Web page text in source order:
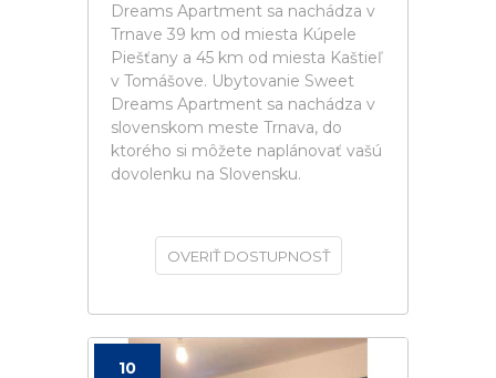
Dreams Apartment sa nachádza v
Trnave 39 km od miesta Kúpele
Piešťany a 45 km od miesta Kaštieľ
v Tomášove. Ubytovanie Sweet
Dreams Apartment sa nachádza v
slovenskom meste Trnava, do
ktorého si môžete naplánovať vašú
dovolenku na Slovensku.
OVERIŤ DOSTUPNOSŤ
10